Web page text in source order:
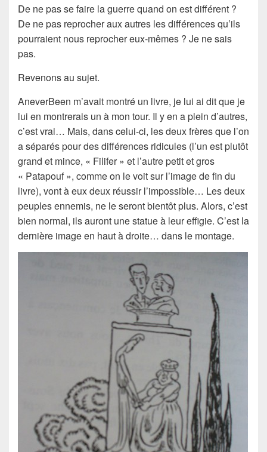
De ne pas se faire la guerre quand on est différent ?
De ne pas reprocher aux autres les différences qu’ils
pourraient nous reprocher eux-mêmes ? Je ne sais
pas.
Revenons au sujet.
AneverBeen m’avait montré un livre, je lui ai dit que je
lui en montrerais un à mon tour. Il y en a plein d’autres,
c’est vrai… Mais, dans celui-ci, les deux frères que l’on
a séparés pour des différences ridicules (l’un est plutôt
grand et mince, « Filifer » et l’autre petit et gros
« Patapouf », comme on le voit sur l’image de fin du
livre), vont à eux deux réussir l’impossible… Les deux
peuples ennemis, ne le seront bientôt plus. Alors, c’est
bien normal, ils auront une statue à leur effigie. C’est la
dernière image en haut à droite… dans le montage.